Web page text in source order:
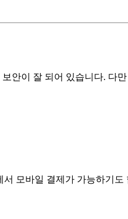
안이 잘 되어 있습니다. 다
모바일 결제가 가능하기도